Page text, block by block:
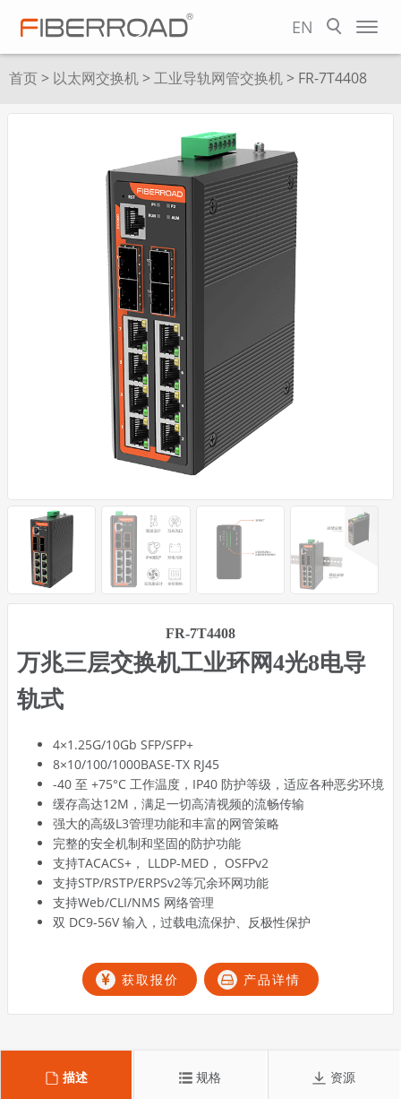
EN
首页> 以太网交换机>工业导轨网管交换机> FR-7T4408
FR-7T4408
万兆三层交换机工业环网4光8电导
轨式
4×1.25G/10Gb SFP/SFP+
8×10/100/1000BASE-TX RJ45
-40 至 +75°C 工作温度，IP40 防护等级，适应各种恶劣环境
缓存高达12M，满足一切高清视频的流畅传输
强大的高级L3管理功能和丰富的网管策略
完整的安全机制和坚固的防护功能
支持TACACS+， LLDP-MED， OSFPv2
支持STP/RSTP/ERPSv2等冗余环网功能
支持Web/CLI/NMS 网络管理
双 DC9-56V 输入，过载电流保护、反极性保护
获取报价 产品详情
描述 规格 资源